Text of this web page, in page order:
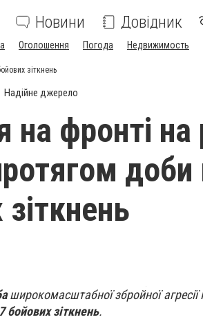
Новини Довідник
Оголошення Погода Недвижимость
зіткнень
Надійне джерело
на фронті
доби
широкомасштабної збройної агресії
бойових зіткнень.